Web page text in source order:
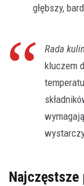
głębszy,
Rada
kluczem
Najczęstsze